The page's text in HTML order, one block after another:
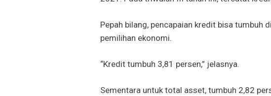
Pepah bilang, pencapaian kredit bisa tumbuh
pemilihan ekonomi.
“Kredit tumbuh 3,81 persen,” jelasnya.
Sementara untuk total asset, tumbuh 2,82